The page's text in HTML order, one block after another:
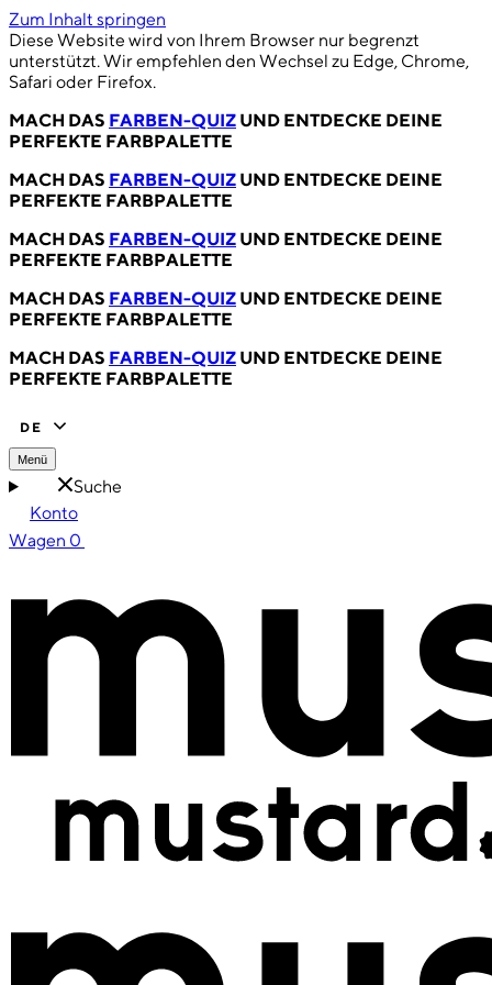
Zum Inhalt springen
Diese Website wird von Ihrem Browser nur begrenzt
unterstützt. Wir empfehlen den Wechsel zu Edge, Chrome,
Safari oder Firefox.
MACH DAS FARBEN-QUIZ UND ENTDECKE DEINE
PERFEKTE FARBPALETTE
MACH DAS FARBEN-QUIZ UND ENTDECKE DEINE
PERFEKTE FARBPALETTE
MACH DAS FARBEN-QUIZ UND ENTDECKE DEINE
PERFEKTE FARBPALETTE
MACH DAS FARBEN-QUIZ UND ENTDECKE DEINE
PERFEKTE FARBPALETTE
MACH DAS FARBEN-QUIZ UND ENTDECKE DEINE
PERFEKTE FARBPALETTE
DE
Menü
Suche
Konto
Wagen 0